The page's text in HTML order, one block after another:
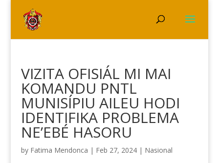
VIZITA OFISIÁL MI MAI
KOMANDU PNTL
MUNISÍPIU AILEU HODI
IDENTIFIKA PROBLEMA
NE’EBÉ HASORU
by Fatima Mendonca | Feb 27, 2024| Nasional